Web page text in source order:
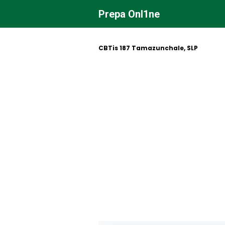
contenido
Prepa Onl1ne
CBTis 187 Tamazunchale, SLP